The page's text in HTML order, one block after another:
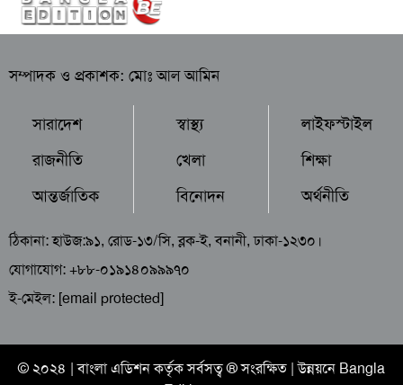
সম্পাদক ও প্রকাশক: মোঃ আল আমিন
সারাদেশ
রাজনীতি
আন্তর্জাতিক
স্বাস্থ্য
খেলা
বিনোদন
লাইফস্টাইল
শিক্ষা
অর্থনীতি
ঠিকানা: হাউজ:৯১, রোড-১৩/সি, ব্লক-ই, বনানী, ঢাকা-১২৩০।
যোগাযোগ: +৮৮-০১৯১৪০৯৯৯৭০
ই-মেইল: [email protected]
© ২০২৪ |বাংলা এডিশনকর্তৃক সর্বসত্ব ® সংরক্ষিত | উন্নয়নে Bangla